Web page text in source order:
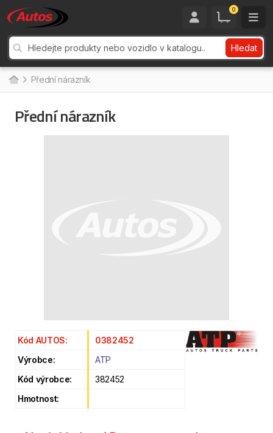
0
Hledat
Přední nárazník
Přední nárazník
Kód AUTOS:
0382452
Výrobce:
ATP
Kód výrobce:
382452
Hmotnost: